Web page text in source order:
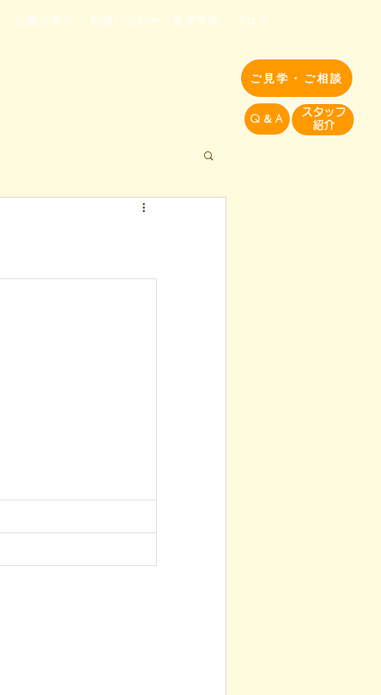
ご見学・ご相談
Q＆A
​スタッフ
紹介​
企業の方へ お問い合わせ・見学予約 ブログ